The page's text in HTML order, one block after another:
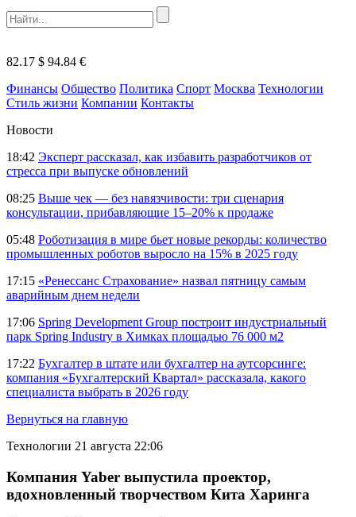
82.17 $ 94.84 €
Финансы Общество Политика Спорт Москва Технологии
Стиль жизни Компании Контакты
Новости
18:42 Эксперт рассказал, как избавить разработчиков от
стресса при выпуске обновлений
08:25 Выше чек — без навязчивости: три сценария
консультации, прибавляющие 15–20% к продаже
05:48 Роботизация в мире бьет новые рекорды: количество
промышленных роботов выросло на 15% в 2025 году
17:15 «Ренессанс Страхование» назвал пятницу самым
аварийным днем недели
17:06 Spring Development Group построит индустриальный
парк Spring Industry в Химках площадью 76 000 м2
17:22 Бухгалтер в штате или бухгалтер на аутсорсинге:
компания «Бухгалтерский Квартал» рассказала, какого
специалиста выбрать в 2026 году
Вернуться на главную
Технологии 21 августа 22:06
Компания Yaber выпустила проектор,
вдохновленный творчеством Кита Харинга